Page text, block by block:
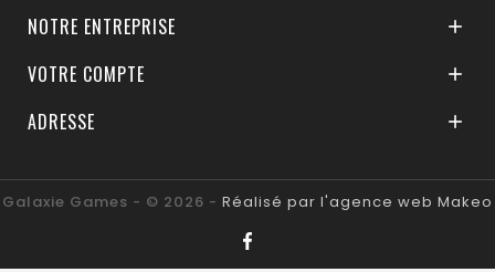
NOTRE ENTREPRISE 
VOTRE COMPTE 
ADRESSE 
Galaxie Games - © 2026 - Réalisé par l'agence web Makeo